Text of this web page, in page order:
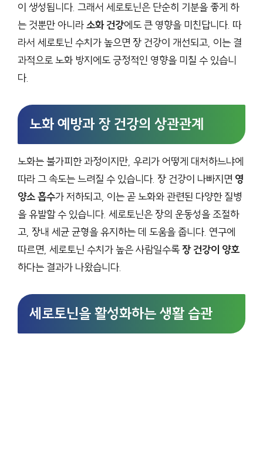
이 생성됩니다. 그래서 세로토닌은 단순히 기분을 좋게 하
는 것뿐만 아니라소화 건강에도 큰 영향을 미친답니다. 따
라서 세로토닌 수치가 높으면 장 건강이 개선되고, 이는 결
과적으로 노화 방지에도 긍정적인 영향을 미칠 수 있습니
다.
노화 예방과 장 건강의 상관관계
노화는 불가피한 과정이지만, 우리가 어떻게 대처하느냐에
따라 그 속도는 느려질 수 있습니다. 장 건강이 나빠지면 영
양소 흡수가 저하되고, 이는 곧 노화와 관련된 다양한 질병
을 유발할 수 있습니다. 세로토닌은 장의 운동성을 조절하
고, 장내 세균 균형을 유지하는 데 도움을 줍니다. 연구에
따르면, 세로토닌 수치가 높은 사람일수록 장 건강이 양호
하다는 결과가 나왔습니다.
세로토닌을 활성화하는 생활 습관